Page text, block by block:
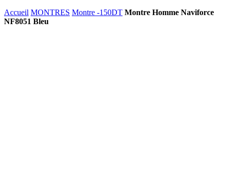
Accueil MONTRES Montre -150DT Montre Homme Naviforce
NF8051 Bleu